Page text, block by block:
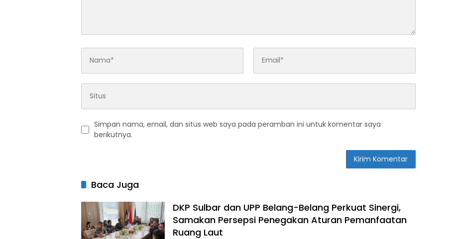
Simpan nama, email, dan situs web saya pada peramban ini untuk komentar saya
berikutnya.
Baca Juga
DKP Sulbar dan UPP Belang-Belang Perkuat Sinergi,
Samakan Persepsi Penegakan Aturan Pemanfaatan
Ruang Laut